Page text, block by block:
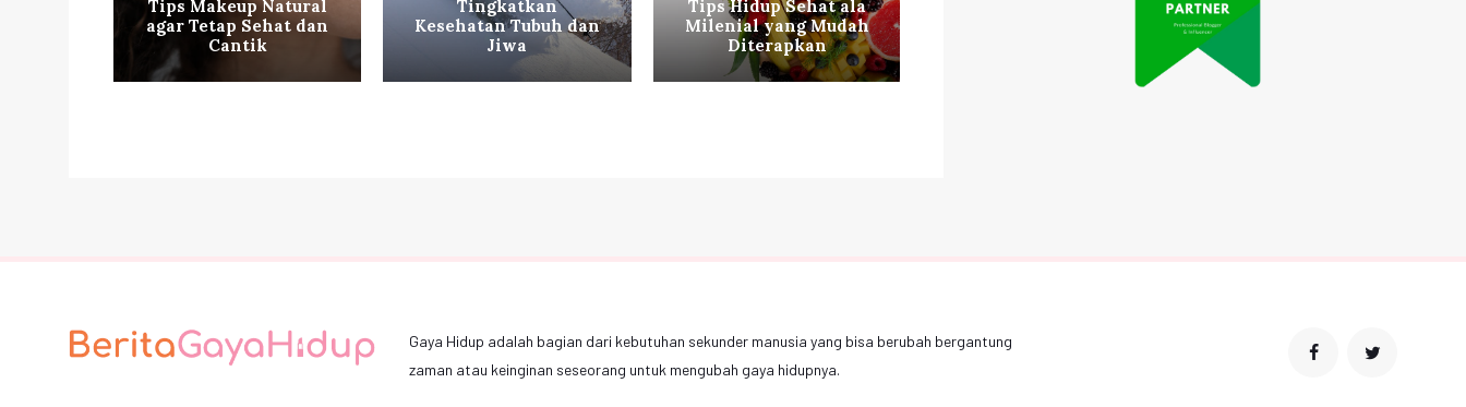
Tips Makeup Natural
agar Tetap Sehat dan
Cantik
Tingkatkan
Kesehatan Tubuh dan
Jiwa
Tips Hidup Sehat ala
Milenial yang Mudah
Diterapkan
Kesehatan Tubuh dan
Gaya Hidup adalah bagian dari kebutuhan sekunder manusia yang bisa berubah bergantung
zaman atau keinginan seseorang untuk mengubah gaya hidupnya.